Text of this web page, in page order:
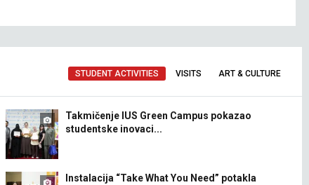
STUDENT ACTIVITIES VISITS ART & CULTURE
Takmičenje IUS Green Campus pokazao
studentske inovaci...
Instalacija “Take What You Need” potakla